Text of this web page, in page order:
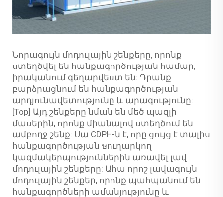
Նորագույն մոդուլային շենքերը, որոնք
ստեղծվել են հանքագործության համար,
իրականում գեղարվեստ են: Դրանք
բարձրացնում են հանքագործության
արդյունավետությունը և արագությունը:
[Top] Այդ շենքերը նման են մեծ պազլի
մասերին, որոնք միանալով ստեղծում են
ամբողջ շենք: Սա CDPH-ն է, որը ցույց է տալիս
հանքագործության ษուղարկող
կազմակերպություններին առավել լավ
մոդուլային շենքերը: Ահա որոշ լավագույն
մոդուլային շենքեր, որոնք պահպանում են
հանքագործների ամանյությունը և